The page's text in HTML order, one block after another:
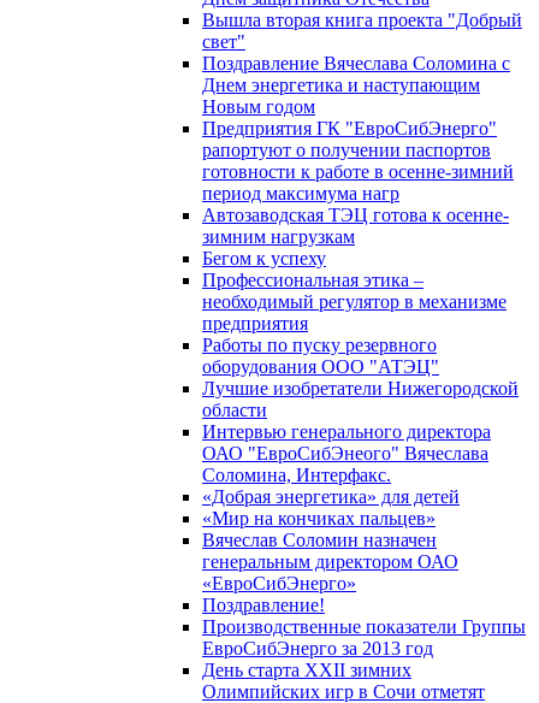
Вышла вторая книга проекта "Добрый
свет"
Поздравление Вячеслава Соломина с
Днем энергетика и наступающим
Новым годом
Предприятия ГК "ЕвроСибЭнерго"
рапортуют о получении паспортов
готовности к работе в осенне-зимний
период максимума нагр
Автозаводская ТЭЦ готова к осенне-
зимним нагрузкам
Бегом к успеху
Профессиональная этика –
необходимый регулятор в механизме
предприятия
Работы по пуску резервного
оборудования ООО "АТЭЦ"
Лучшие изобретатели Нижегородской
области
Интервью генерального директора
ОАО "ЕвроСибЭнеого" Вячеслава
Соломина, Интерфакс.
«Добрая энергетика» для детей
«Мир на кончиках пальцев»
Вячеслав Соломин назначен
генеральным директором ОАО
«ЕвроСибЭнерго»
Поздравление!
Производственные показатели Группы
ЕвроСибЭнерго за 2013 год
День старта XXII зимних
Олимпийских игр в Сочи отметят